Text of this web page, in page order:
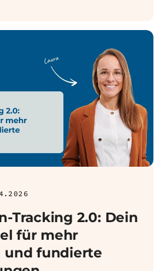
Tracking 2.0: Dein
für mehr
und fundierte